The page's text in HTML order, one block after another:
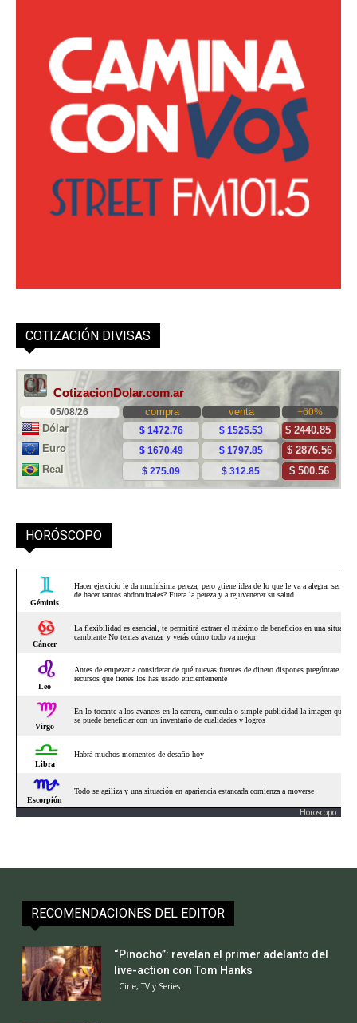
COTIZACIÓN DIVISAS
HORÓSCOPO
Horoscopo
RECOMENDACIONES DEL EDITOR
“Pinocho”: revelan el primer adelanto del
live-action con Tom Hanks
Cine, TV y Series